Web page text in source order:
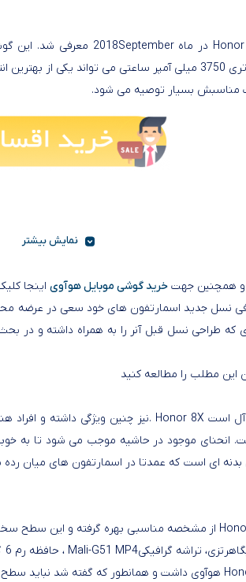
مگاپیکسلی و 4 گیگابایت رم و باتری 3750 میلی آمپر
مناسبش بسیار توصیه می شود.
نمایش بیشتر
خرید گوشی موبایل هوآوی اینجا
طراحی نسل قبل آنر را به همراه داشته و در
این مطلب را مطالعه کنید
آل است . Honor 8Xنیز چنین ویژگی داشته و
یا نامتقارن دانست. انحنای موجود در حاشیه
ای است که عمدتا در اسمارتفون های میان رده
از مشخصه مناسبی بهره گرفته و این سطح سخت
Mali-G51 MP4
هوآوی داشت و همانطور که گفته شد نباید